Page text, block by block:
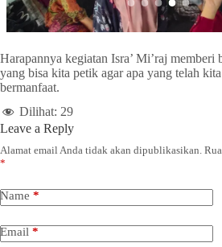
Harapannya kegiatan Isra’ Mi’raj memberi
yang bisa kita petik agar apa yang telah
bermanfaat.
Dilihat: 29
Leave a Reply
Alamat email Anda tidak akan dipublikasikan.
*
Name *
Email *